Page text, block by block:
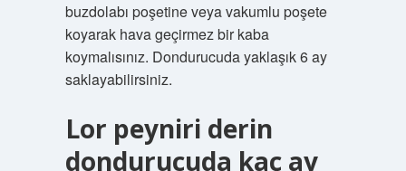
buzdolabı poşetine veya vakumlu poşete
koyarak hava geçirmez bir kaba
koymalısınız. Dondurucuda yaklaşık 6 ay
saklayabilirsiniz.
Lor peyniri derin
dondurucuda kaç ay